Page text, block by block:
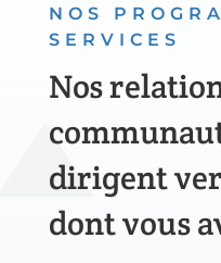
NOS
SERVICES
Nos
dirigent
dont vous